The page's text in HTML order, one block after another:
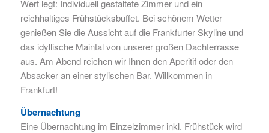
Wert legt: Individuell gestaltete Zimmer und ein
reichhaltiges Frühstücksbuffet. Bei schönem Wetter
genießen Sie die Aussicht auf die Frankfurter Skyline und
das idyllische Maintal von unserer großen Dachterrasse
aus. Am Abend reichen wir Ihnen den Aperitif oder den
Absacker an einer stylischen Bar. Willkommen in
Frankfurt!
Übernachtung
Eine Übernachtung im Einzelzimmer inkl. Frühstück wird